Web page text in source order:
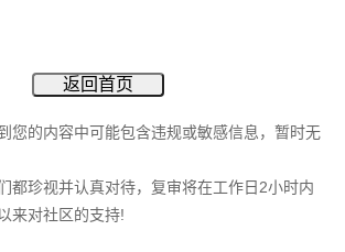
返回首页
您的内容中可能包含违规或敏感信息，暂时无
都珍视并认真对待，复审将在工作日2小时内
来对社区的支持!